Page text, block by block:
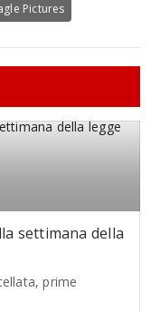
Pictures
settimana della
prime